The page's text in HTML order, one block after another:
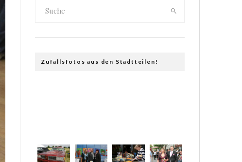
Zufallsfotos aus den Stadtteilen!